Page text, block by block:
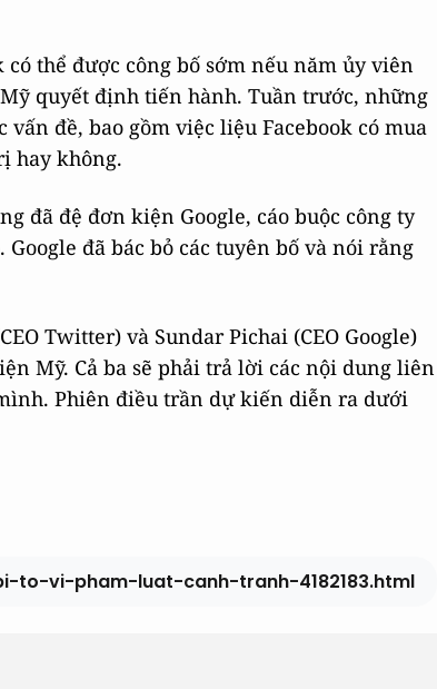
thể được công bố sớm nếu năm ủy viên
quyết định tiến hành. Tuần trước, những
đề, bao gồm việc liệu Facebook có mua
hay không.
đã đệ đơn kiện Google, cáo buộc công ty
đã bác bỏ các tuyên bố và nói rằng
Twitter) và Sundar Pichai (CEO Google)
Mỹ. Cả ba sẽ phải trả lời các nội dung liên
Phiên điều trần dự kiến diễn ra dưới
to-vi-pham-luat-canh-tranh-4182183.html